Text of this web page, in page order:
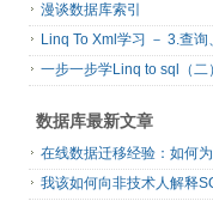
漫谈数据库索引
Linq To Xml学习 － 3.查
一步一步学Linq to sql（
数据库最新文章
在线数据迁移经验：如何
我该如何向非技术人解释